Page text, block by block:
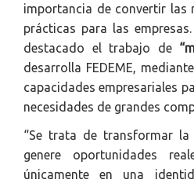
importancia de convertir las
prácticas para las
destacado el trabajo de
desarrolla FEDEME,
capacidades empresariales
necesidades de grandes
“Se trata de transformar
genere oportunidades
únicamente en una